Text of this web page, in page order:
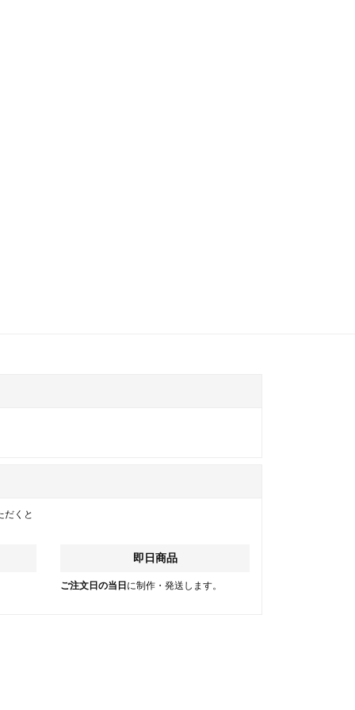
だくと
即日商品
ご注文日の当日 に制作・発送します。